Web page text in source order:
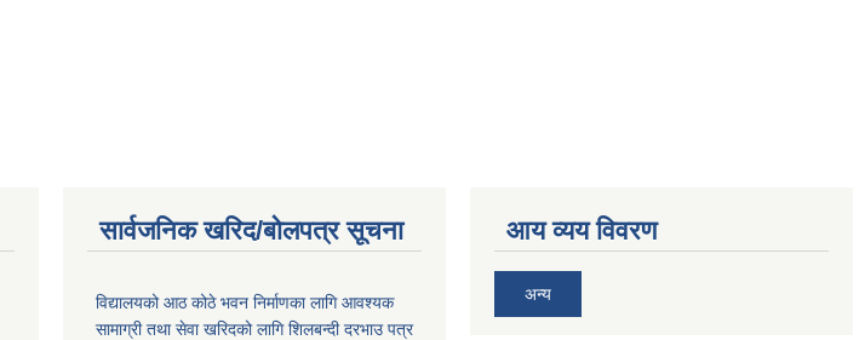
सार्वजनिक खरिद/बोलपत्र सूचना
विद्यालयको आठ कोठे भवन निर्माणका लागि आवश्यक
सामाग्री तथा सेवा खरिदको लागि शिलबन्दी दरभाउ पत्र
आय व्यय विवरण
अन्य